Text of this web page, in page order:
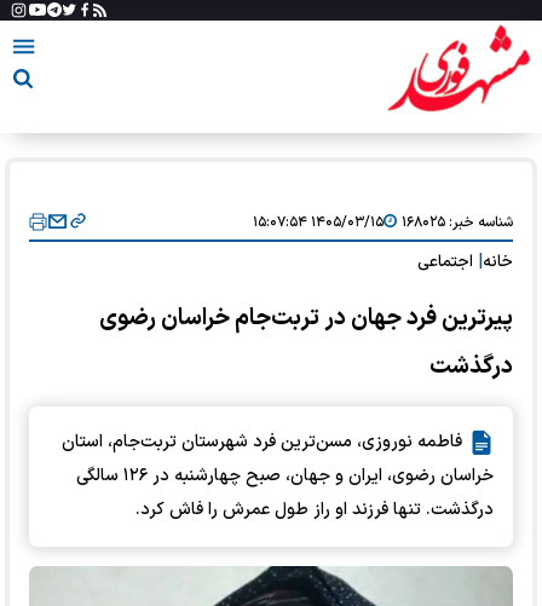
شناسه خبر:۱۶۸۰۲۵ ۱۴۰۵/۰۳/۱۵ ۱۵:۰۷:۵۴
خانه اجتماعی
پیرترین فرد جهان در تربت‌جام خراسان رضوی
درگذشت
فاطمه نوروزی، مسن‌ترین فرد شهرستان تربت‌جام، استان
خراسان رضوی، ایران و جهان، صبح چهارشنبه در ۱۲۶ سالگی
درگذشت. تنها فرزند او راز طول عمرش را فاش کرد.